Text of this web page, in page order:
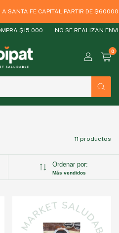
SANTA FE CAPITAL PARTIR DE $60000
$15.000 NO SE REALIZAN
0
11 productos
Ordenar por:
Más vendidos